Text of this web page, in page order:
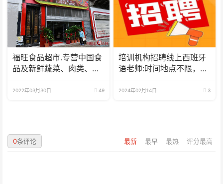
福旺食品超市.专营中国食
品及新鲜蔬菜、肉类、
2022年03月30日 49
培训机构招聘线上西班牙
语老师:时间地点不限，可
2024年02月14日 3
最新 最早 最热 评分最高
0条评论